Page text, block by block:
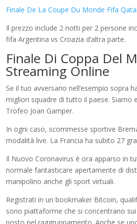
Finale De La Coupe Du Monde Fifa
Il prezzo include 2 notti per 2 persone
fifa Argentina vs Croazia d’altra parte.
Finale Di Coppa Del
Streaming Online
Se il tuo avversario nell’esempio sopra
migliori squadre di tutto il paese. Siamo
Trofeo Joan Gamper.
In ogni caso, scommesse sportive
modalità live. La Francia ha subito 27
Il Nuovo Coronavirus è ora apparso in
normale fantasticare apertamente di
manipolino anche gli sport virtuali.
Registrati in un bookmaker Bitcoin,
sono piattaforme che si concentrano